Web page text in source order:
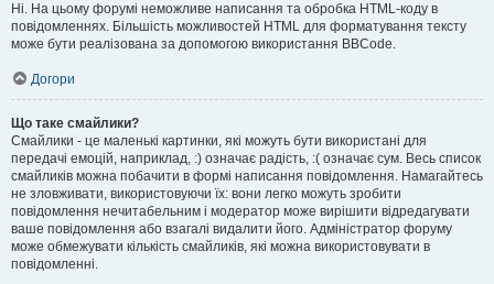
Ні. На цьому форумі неможливе написання та обробка HTML-коду в
повідомленнях. Більшість можливостей HTML для форматування тексту
може бути реалізована за допомогою використання BBCode.
Догори
Що таке смайлики?
Смайлики - це маленькі картинки, які можуть бути використані для
передачі емоцій, наприклад, :) означає радість, :( означає сум. Весь список
смайликів можна побачити в формі написання повідомлення. Намагайтесь
не зловживати, використовуючи їх: вони легко можуть зробити
повідомлення нечитабельним і модератор може вирішити відредагувати
ваше повідомлення або взагалі видалити його. Адміністратор форуму
може обмежувати кількість смайликів, які можна використовувати в
повідомленні.